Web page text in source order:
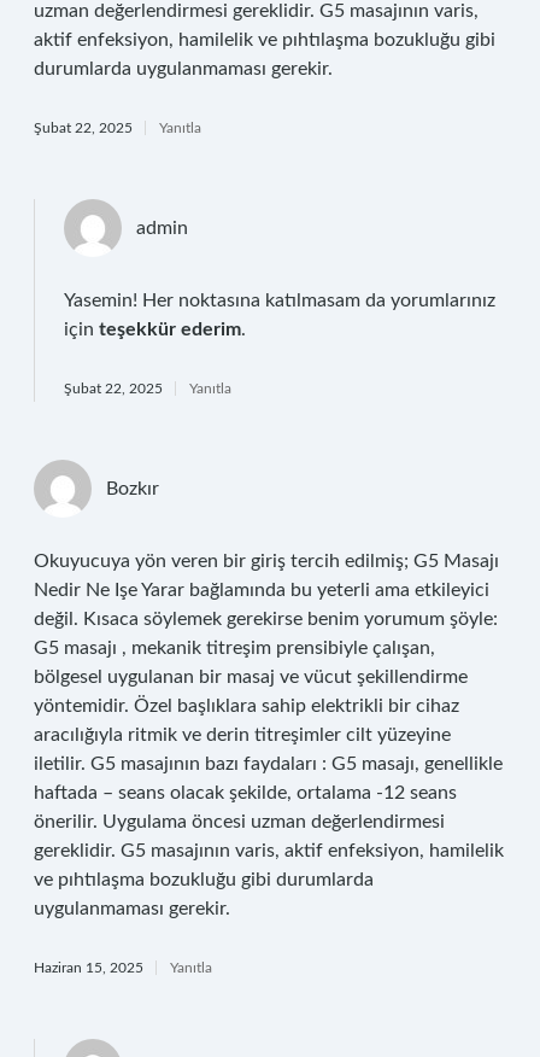
uzman değerlendirmesi gereklidir. G5 masajının varis,
aktif enfeksiyon, hamilelik ve pıhtılaşma bozukluğu gibi
durumlarda uygulanmaması gerekir.
Şubat 22, 2025 Yanıtla
admin
Yasemin! Her noktasına katılmasam da yorumlarınız
için teşekkür ederim.
Şubat 22, 2025 Yanıtla
Bozkır
Okuyucuya yön veren bir giriş tercih edilmiş; G5 Masajı
Nedir Ne Işe Yarar bağlamında bu yeterli ama etkileyici
değil. Kısaca söylemek gerekirse benim yorumum şöyle:
G5 masajı , mekanik titreşim prensibiyle çalışan,
bölgesel uygulanan bir masaj ve vücut şekillendirme
yöntemidir. Özel başlıklara sahip elektrikli bir cihaz
aracılığıyla ritmik ve derin titreşimler cilt yüzeyine
iletilir. G5 masajının bazı faydaları : G5 masajı, genellikle
haftada – seans olacak şekilde, ortalama -12 seans
önerilir. Uygulama öncesi uzman değerlendirmesi
gereklidir. G5 masajının varis, aktif enfeksiyon, hamilelik
ve pıhtılaşma bozukluğu gibi durumlarda
uygulanmaması gerekir.
Haziran 15, 2025 Yanıtla